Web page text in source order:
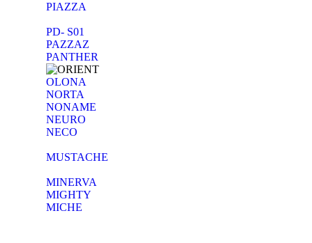
PIAZZA
PD- S01
PAZZAZ
PANTHER
OLONA
NORTA
NONAME
NEURO
NECO
MUSTACHE
MINERVA
MIGHTY
MICHE